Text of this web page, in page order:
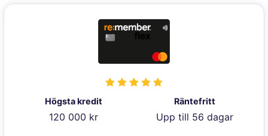
Högsta kredit
120 000 kr
Räntefritt
Upp till 56 dagar